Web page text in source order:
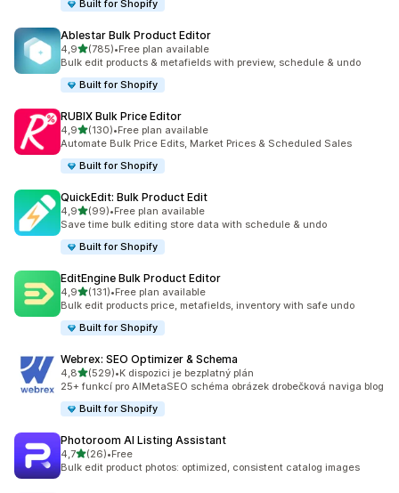
Built for Shopify
Ablestar Bulk Product Editor
4,9z 5 hvězd
(785)
Celkový počet recenzí: 785
•Free plan available
Bulk edit products & metafields with preview, schedule & undo
Built for Shopify
RUBIX Bulk Price Editor
4,9z 5 hvězd
(130)
Celkový počet recenzí: 130
•Free plan available
Automate Bulk Price Edits, Market Prices & Scheduled Sales
Built for Shopify
QuickEdit: Bulk Product Edit
4,9z 5 hvězd
(99)
Celkový počet recenzí: 99
•Free plan available
Save time bulk editing store data with schedule & undo
Built for Shopify
EditEngine Bulk Product Editor
4,9z 5 hvězd
(131)
Celkový počet recenzí: 131
•Free plan available
Bulk edit products price, metafields, inventory with safe undo
Built for Shopify
Webrex: SEO Optimizer & Schema
4,8z 5 hvězd
(529)
Celkový počet recenzí: 529
•K dispozici je bezplatný plán
25+ funkcí pro AIMetaSEO schéma obrázek drobečková naviga blog
Built for Shopify
Photoroom AI Listing Assistant
4,7z 5 hvězd
(26)
Celkový počet recenzí: 26
•Free
Bulk edit product photos: optimized, consistent catalog images